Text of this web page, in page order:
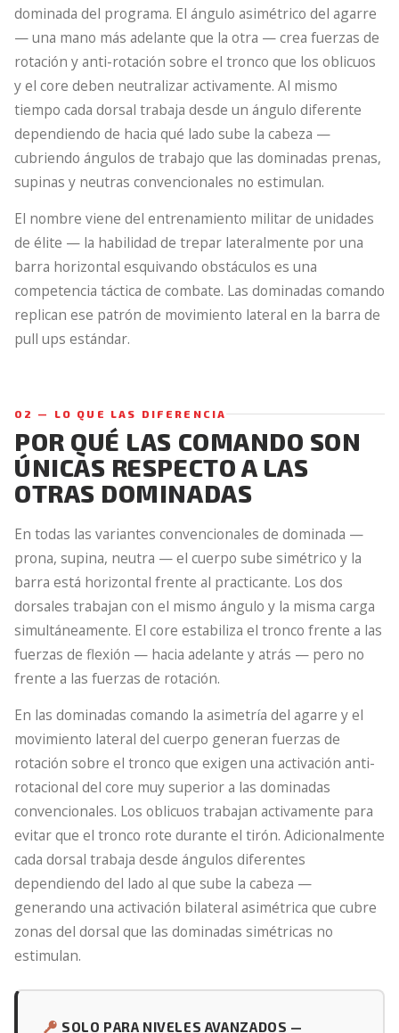
dominada del programa. El ángulo asimétrico del agarre
— una mano más adelante que la otra — crea fuerzas de
rotación y anti-rotación sobre el tronco que los oblicuos
y el core deben neutralizar activamente. Al mismo
tiempo cada dorsal trabaja desde un ángulo diferente
dependiendo de hacia qué lado sube la cabeza —
cubriendo ángulos de trabajo que las dominadas prenas,
supinas y neutras convencionales no estimulan.
El nombre viene del entrenamiento militar de unidades
de élite — la habilidad de trepar lateralmente por una
barra horizontal esquivando obstáculos es una
competencia táctica de combate. Las dominadas comando
replican ese patrón de movimiento lateral en la barra de
pull ups estándar.
02 — LO QUE LAS DIFERENCIA
POR QUÉ LAS COMANDO SON
ÚNICAS RESPECTO A LAS
OTRAS DOMINADAS
En todas las variantes convencionales de dominada —
prona, supina, neutra — el cuerpo sube simétrico y la
barra está horizontal frente al practicante. Los dos
dorsales trabajan con el mismo ángulo y la misma carga
simultáneamente. El core estabiliza el tronco frente a las
fuerzas de flexión — hacia adelante y atrás — pero no
frente a las fuerzas de rotación.
En las dominadas comando la asimetría del agarre y el
movimiento lateral del cuerpo generan fuerzas de
rotación sobre el tronco que exigen una activación anti-
rotacional del core muy superior a las dominadas
convencionales. Los oblicuos trabajan activamente para
evitar que el tronco rote durante el tirón. Adicionalmente
cada dorsal trabaja desde ángulos diferentes
dependiendo del lado al que sube la cabeza —
generando una activación bilateral asimétrica que cubre
zonas del dorsal que las dominadas simétricas no
estimulan.
SOLO PARA NIVELES AVANZADOS —